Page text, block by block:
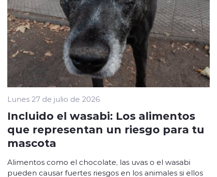
Lunes 27 de julio de 2026
Incluido el wasabi: Los alimentos
que representan un riesgo para tu
mascota
Alimentos como el chocolate, las uvas o el wasabi
pueden causar fuertes riesgos en los animales si ellos